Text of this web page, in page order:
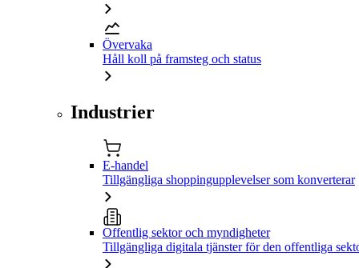
Övervaka
Håll koll på framsteg och status
Industrier
E-handel
Tillgängliga shoppingupplevelser som konverterar
Offentlig sektor och myndigheter
Tillgängliga digitala tjänster för den offentliga